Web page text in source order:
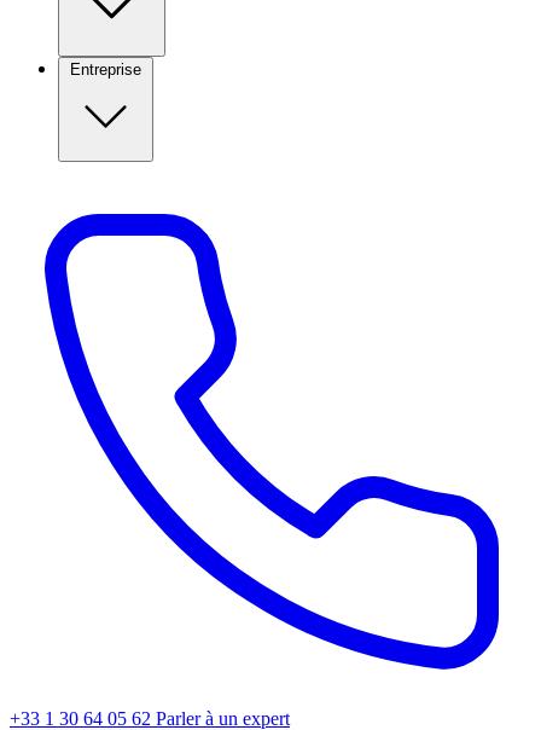
Entreprise
+33 1 30 64 05 62 Parler à un expert